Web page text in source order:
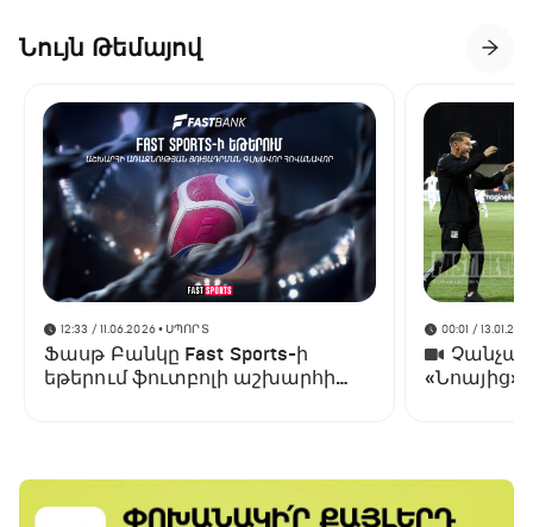
Նույն Թեմայով
12:33 / 11.06.2026• ՍՊՈՐՏ
Ֆասթ Բանկը Fast Sports-ի
եթերում ֆուտբոլի աշխարհի
00:01 /
«Նոայից»